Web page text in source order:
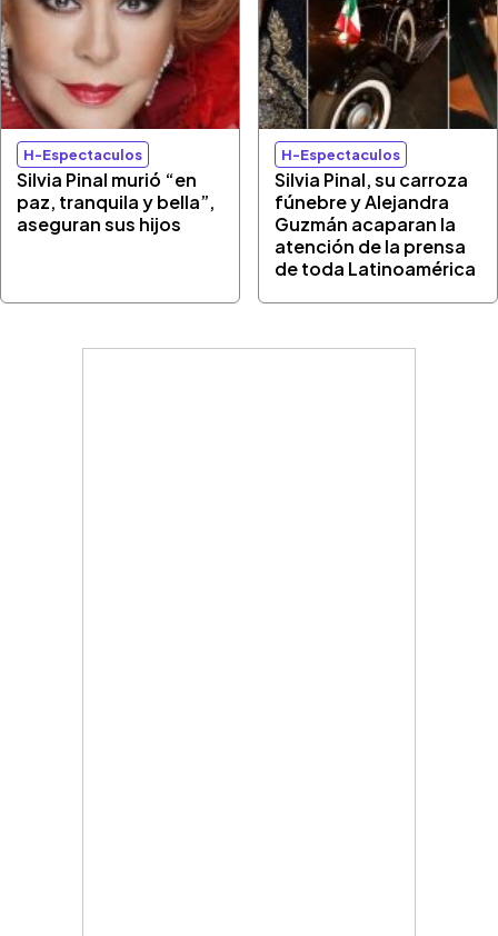
H-Espectaculos
Silvia Pinal murió “en
paz, tranquila y bella”,
aseguran sus hijos
H-Espectaculos
Silvia Pinal, su carroza
fúnebre y Alejandra
Guzmán acaparan la
atención de la prensa
de toda Latinoamérica